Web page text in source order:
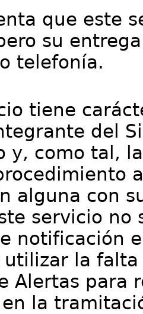
que este
su
telefonía.
tiene
del
y, como tal,
alguna con
servicio no
notificación
utilizar la
Alertas para
la